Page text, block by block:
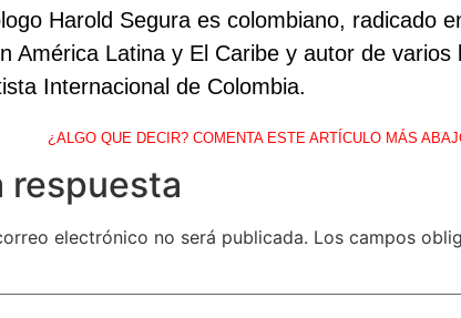
Harold Segura es colombiano, radicado
América Latina y El Caribe y autor de
Internacional de Colombia.
¿ALGO QUE DECIR? COMENTA ESTE ARTÍCULO MÁS
respuesta
electrónico no será publicada. Los campos